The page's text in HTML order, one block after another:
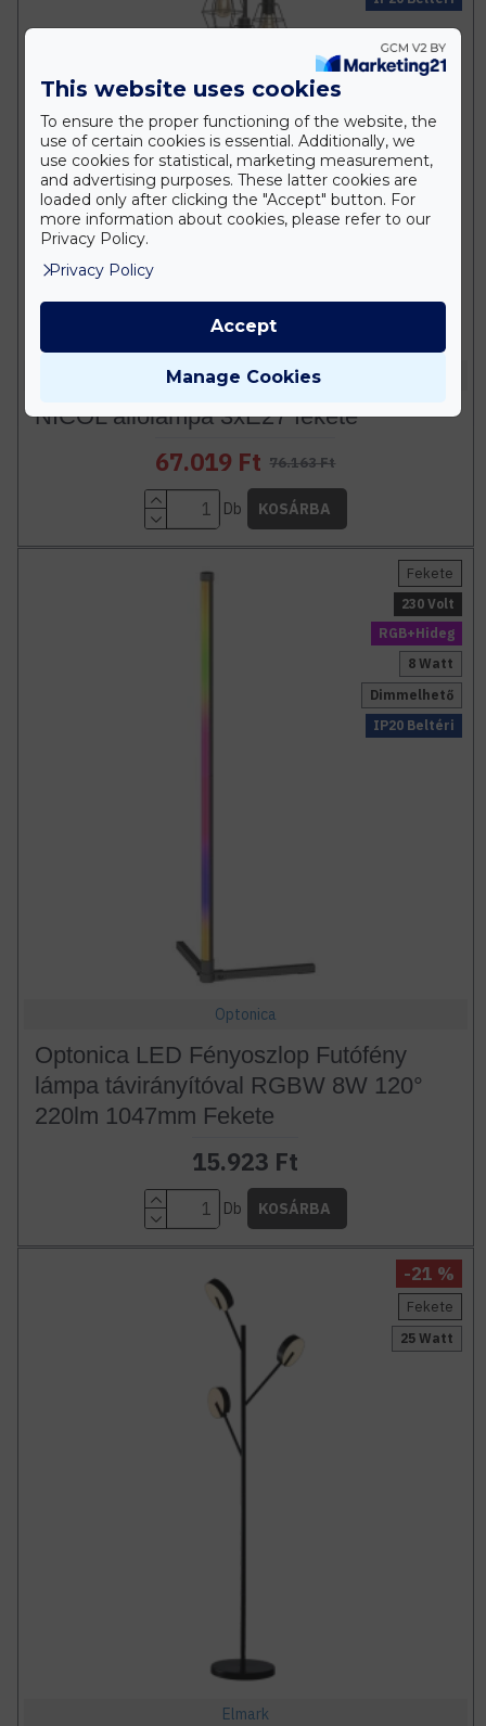
Elmark
NICOL állólámpa 3xE27 fekete
67.019 Ft 76.163 Ft
Db KOSÁRBA
RGB+Hideg
IP20 Beltéri
Fekete
8 Watt
Dimmelhető
230 Volt
Optonica
Optonica LED Fényoszlop Futófény
lámpa távirányítóval RGBW 8W 120°
220lm 1047mm Fekete
15.923 Ft
Db KOSÁRBA
25 Watt
Fekete
-21 %
Elmark
This website uses cookies
To ensure the proper functioning of the website, the
use of certain cookies is essential. Additionally, we
use cookies for statistical, marketing measurement,
and advertising purposes. These latter cookies are
loaded only after clicking the "Accept" button. For
more information about cookies, please refer to our
Privacy Policy.
Privacy Policy
Manage Cookies
Accept